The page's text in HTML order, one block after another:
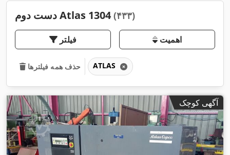
دست دوم Atlas 1304 (۴۳۳)
فیلتر اهمیت
حذف همه فیلترها ATLAS
آگهی کوچک